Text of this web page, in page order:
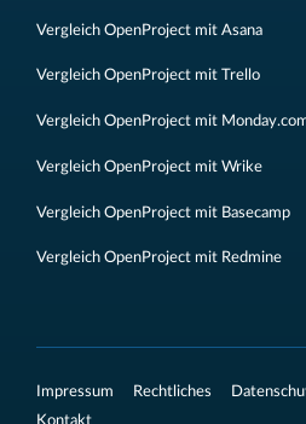
Vergleich OpenProject mit Asana
Vergleich OpenProject mit Trello
Vergleich OpenProject mit
Vergleich OpenProject mit Wrike
Vergleich OpenProject mit Basecamp
Vergleich OpenProject mit Redmine
Impressum Rechtliches
Kontakt